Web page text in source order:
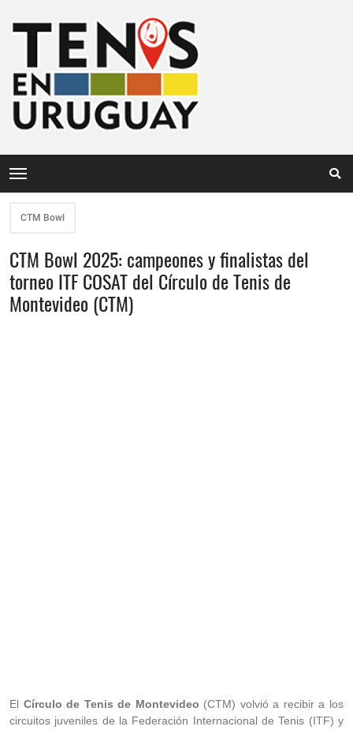
CTM Bowl
CTM Bowl 2025: campeones y finalistas del
torneo ITF COSAT del Círculo de Tenis de
Montevideo (CTM)
El Círculo de Tenis de Montevideo (CTM) volvió a recibir a los
circuitos juveniles de la Federación Internacional de Tenis (ITF) y